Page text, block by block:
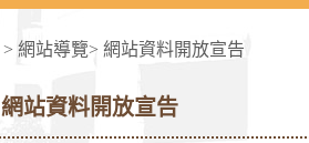
> 網站導覽> 網站資料開放宣告
網站資料開放宣告